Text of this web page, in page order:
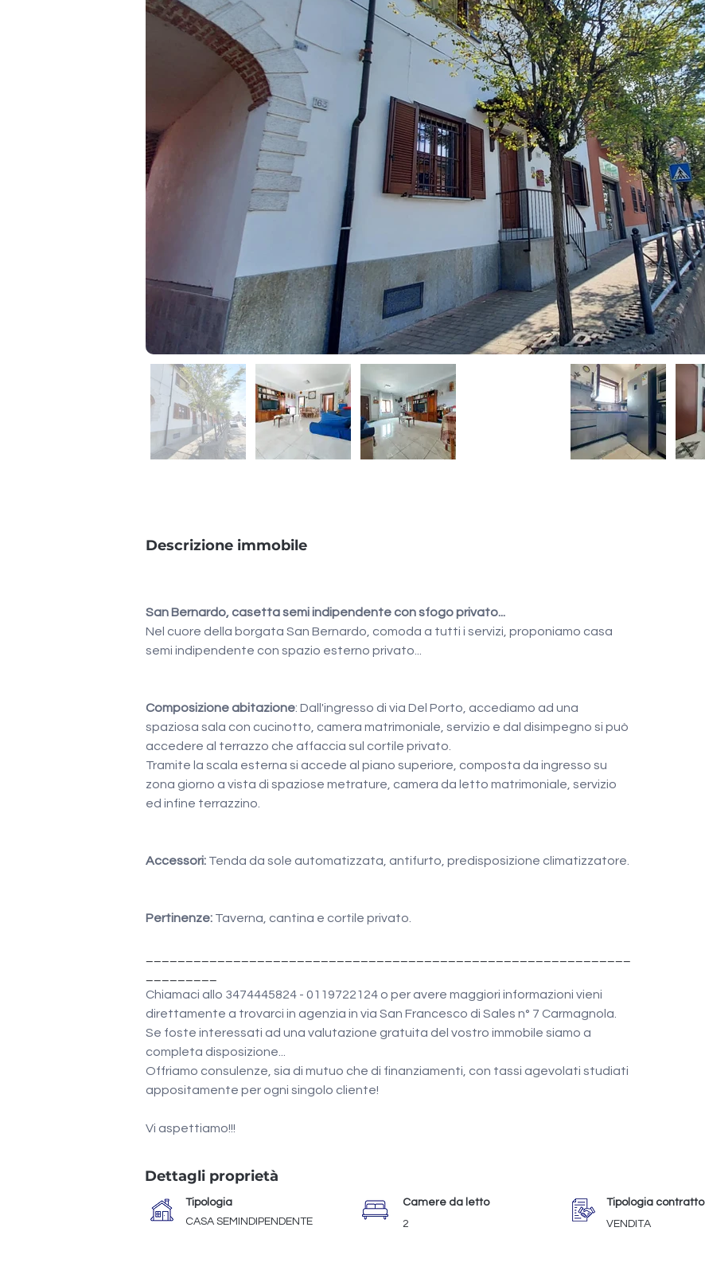
Descrizione immobile
San Bernardo, casetta semi indipendente con sfogo privato...
Nel cuore della borgata San Bernardo, comoda a tutti i servizi, proponiamo casa
semi indipendente con spazio esterno privato...
Composizione abitazione: Dall'ingresso di via Del Porto, accediamo ad una
spaziosa sala con cucinotto, camera matrimoniale, servizio e dal disimpegno si può
accedere al terrazzo che affaccia sul cortile privato.
Tramite la scala esterna si accede al piano superiore, composta da ingresso su
zona giorno a vista di spaziose metrature, camera da letto matrimoniale, servizio
ed infine terrazzino.
Accessori: Tenda da sole automatizzata, antifurto, predisposizione climatizzatore.
Pertinenze: Taverna, cantina e cortile privato.
Chiamaci allo 3474445824 - 0119722124 o per avere maggiori informazioni vieni
direttamente a trovarci in agenzia in via San Francesco di Sales n° 7 Carmagnola.
Se foste interessati ad una valutazione gratuita del vostro immobile siamo a
completa disposizione...
Offriamo consulenze, sia di mutuo che di finanziamenti, con tassi agevolati studiati
appositamente per ogni singolo cliente!
Vi aspettiamo!!!
Dettagli proprietà
Tipologia
CASA SEMINDIPENDENTE
Camere da letto
2
Tipologia contratto
VENDITA